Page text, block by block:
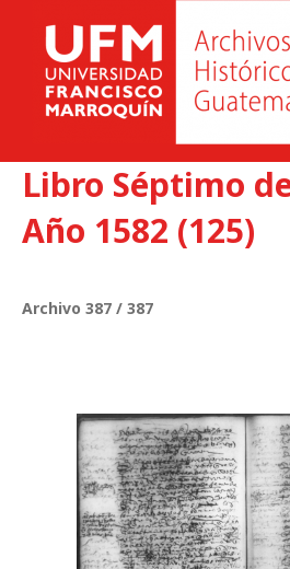
Libro Séptimo
Año 1582 (125)
Archivo 387 / 387